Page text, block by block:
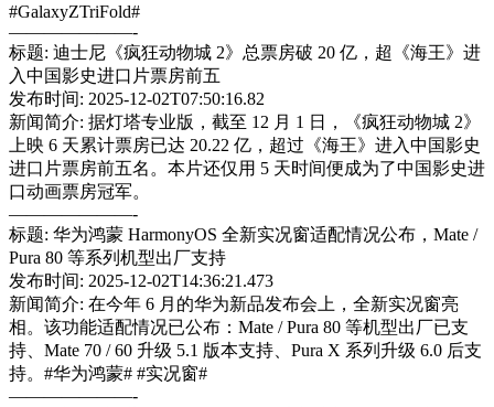
#GalaxyZTriFold#
———————-
标题: 迪士尼《疯狂动物城 2》总票房破 20 亿，超《海王》进
入中国影史进口片票房前五
发布时间: 2025-12-02T07:50:16.82
新闻简介: 据灯塔专业版，截至 12 月 1 日，《疯狂动物城 2》
上映 6 天累计票房已达 20.22 亿，超过《海王》进入中国影史
进口片票房前五名。本片还仅用 5 天时间便成为了中国影史进
口动画票房冠军。
———————-
标题: 华为鸿蒙 HarmonyOS 全新实况窗适配情况公布，Mate /
Pura 80 等系列机型出厂支持
发布时间: 2025-12-02T14:36:21.473
新闻简介: 在今年 6 月的华为新品发布会上，全新实况窗亮
相。该功能适配情况已公布：Mate / Pura 80 等机型出厂已支
持、Mate 70 / 60 升级 5.1 版本支持、Pura X 系列升级 6.0 后支
持。#华为鸿蒙# #实况窗#
———————-